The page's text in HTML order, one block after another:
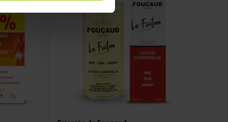
vous à la
sur les cookies.
des fonctionnalités relatives
des informations sur votre
peuvent combiner celles-ci
votre utilisation de leurs